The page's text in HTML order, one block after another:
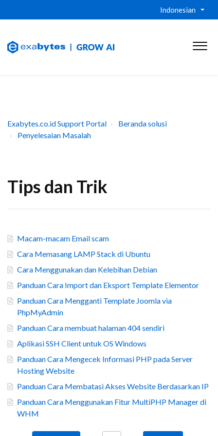
Indonesian
Exabytes.co.id Support Portal
Beranda solusi
Penyelesaian Masalah
Tips dan Trik
Macam-macam Email scam
Cara Memasang LAMP Stack di Ubuntu
Cara Menggunakan dan Kelebihan Debian
Panduan Cara Import dan Eksport Template Elementor
Panduan Cara Mengganti Template Joomla via
PhpMyAdmin
Panduan Cara membuat halaman 404 sendiri
Aplikasi SSH Client untuk OS Windows
Panduan Cara Mengecek Informasi PHP pada Server
Hosting Website
Panduan Cara Membatasi Akses Website Berdasarkan IP
Panduan Cara Menggunakan Fitur MultiPHP Manager di
WHM